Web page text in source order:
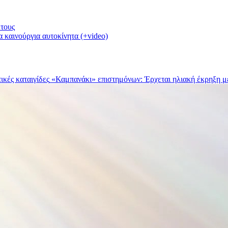
αυτοκίνητα (+video)
«Καμπανάκι» επιστημόνων: Έρχεται ηλιακή έκρηξη